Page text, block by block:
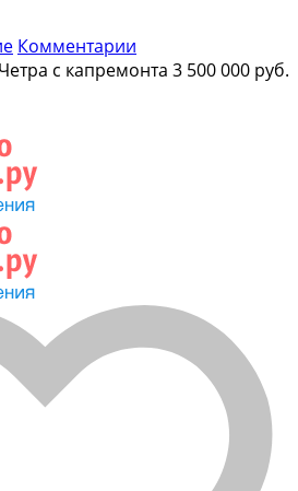
Комментарии
с капремонта 3 500 000 руб.